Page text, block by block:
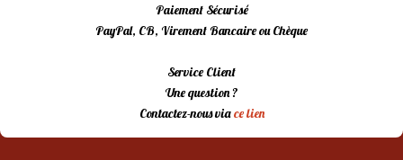
Paiement Sécurisé
PayPal, CB, Virement Bancaire ou Chèque
Service Client
Une question ?
Contactez-nous viace lien